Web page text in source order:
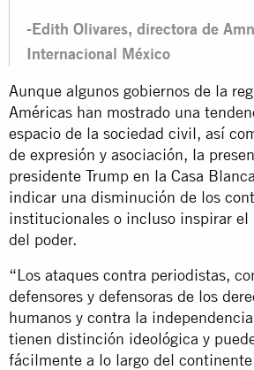
-Edith Olivares, directora de
Internacional México
Aunque algunos gobiernos de la
Américas han mostrado una
espacio de la sociedad civil, así
de expresión y asociación, la
presidente Trump en la Casa
indicar una disminución de los
institucionales o incluso inspirar el
del poder.
“Los ataques contra periodistas,
defensores y defensoras de los
humanos y contra la
tienen distinción ideológica y
fácilmente a lo largo del